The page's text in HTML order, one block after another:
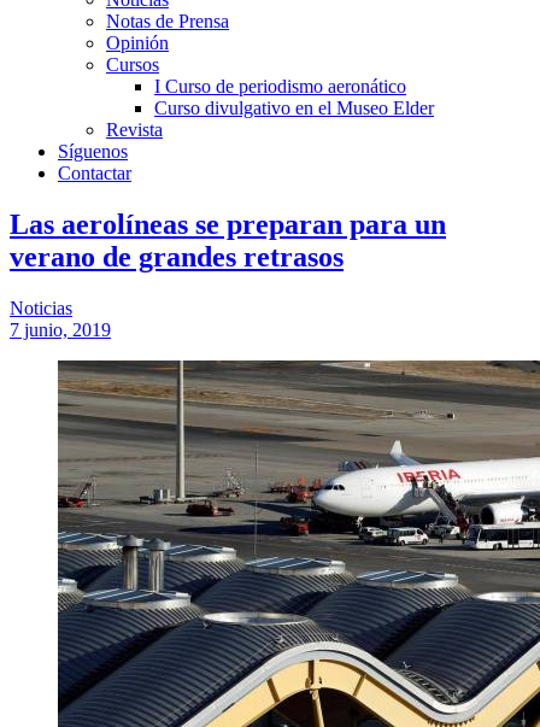
Notas de Prensa
Opinión
Cursos
I Curso de periodismo aeronático
Curso divulgativo en el Museo Elder
Revista
Síguenos
Contactar
Las aerolíneas se preparan para un
verano de grandes retrasos
Noticias
7 junio, 2019